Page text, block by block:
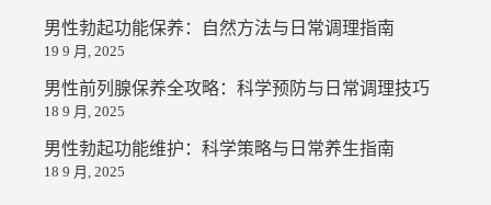
男性勃起功能保养：自然方法与日常调理指南
19 9 月, 2025
男性前列腺保养全攻略：科学预防与日常调理技巧
18 9 月, 2025
男性勃起功能维护：科学策略与日常养生指南
18 9 月, 2025